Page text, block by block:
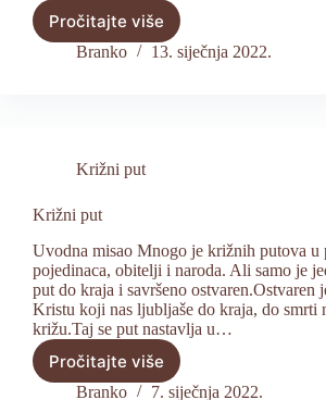
Pročitajte više
Krunica
Branko 13. siječnja 2022.
Križni put
Križni put
Uvodna misao Mnogo je križnih putova u
pojedinaca, obitelji i naroda. Ali samo je
put do kraja i savršeno ostvaren.Ostvaren
Kristu koji nas ljubljaše do kraja, do smrti
križu.Taj se put nastavlja u…
Pročitajte više
Križni
put
Branko 7. siječnja 2022.